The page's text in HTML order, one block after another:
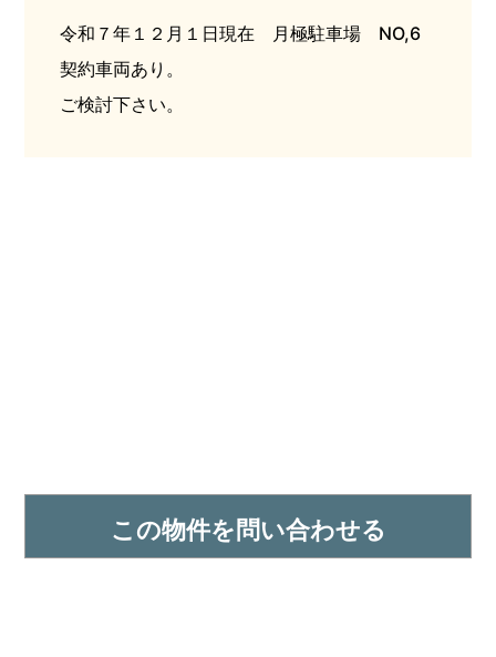
令和７年１２月１日現在 月極駐車場 NO,6
契約車両あり。
ご検討下さい。
この物件を問い合わせる